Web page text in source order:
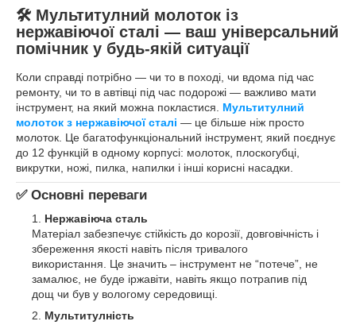
🛠️ Мультитулний молоток із
нержавіючої сталі — ваш універсальний
помічник у будь-якій ситуації
Коли справді потрібно — чи то в поході, чи вдома під час
ремонту, чи то в автівці під час подорожі — важливо мати
інструмент, на який можна покластися. Мультитулний
молоток з нержавіючої сталі — це більше ніж просто
молоток. Це багатофункціональний інструмент, який поєднує
до 12 функцій в одному корпусі: молоток, плоскогубці,
викрутки, ножі, пилка, напилки і інші корисні насадки.
✅ Основні переваги
Нержавіюча сталь
Матеріал забезпечує стійкість до корозії, довговічність і
збереження якості навіть після тривалого
використання. Це значить ‒ інструмент не “потече”, не
замалює, не буде іржавіти, навіть якщо потрапив під
дощ чи був у вологому середовищі.
Мультитулність